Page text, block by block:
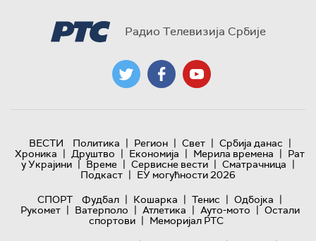
Радио Телевизија Србије
ВЕСТИ Политика | Регион | Свет | Србија данас |
Хроника | Друштво | Економија | Мерила времена | Рат
у Украјини | Време | Сервисне вести | Сматрачница |
Подкаст | ЕУ могућности 2026
СПОРТ
Фудбал | Кошарка | Тенис | Одбојка |
Рукомет | Ватерполо | Атлетика | Ауто-мото | Остали
спортови | Меморијал РТС